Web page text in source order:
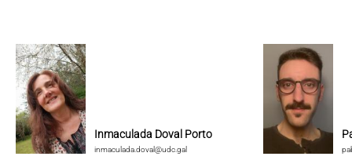
Inmaculada Doval Porto
inmaculada.doval@udc.gal